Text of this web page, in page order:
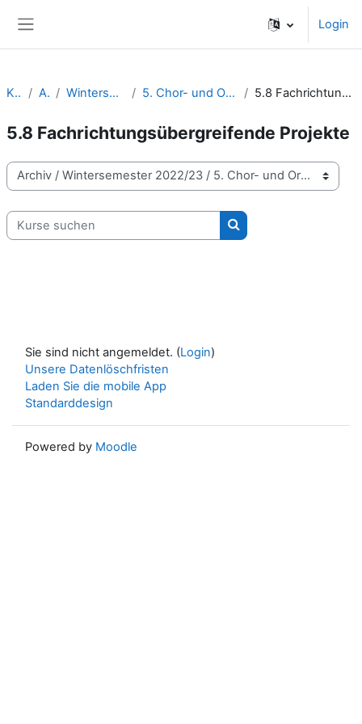
Login
Kurse Archiv Wintersemester 2022/23 5. Chor- und Orchesterarbeit | Projekte 5.8 Fachrichtungsübergreifende Projekte
5.8 Fachrichtungsübergreifende Projekte
Kursbereiche
Kurse suchen
Kurse suchen
Sie sind nicht angemeldet. (Login)
Unsere Datenlöschfristen
Laden Sie die mobile App
Standarddesign
Powered by Moodle